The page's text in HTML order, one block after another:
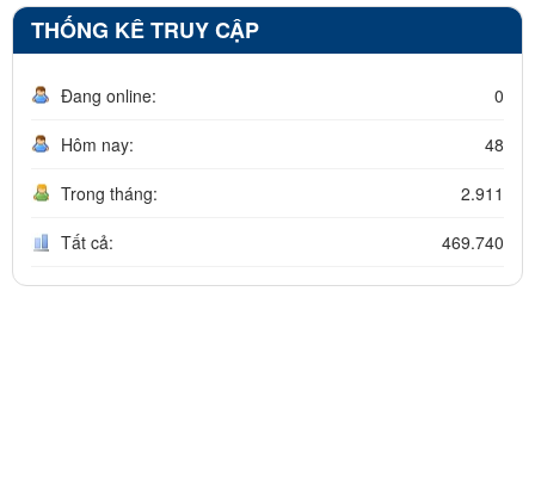
THỐNG KÊ TRUY CẬP
Đang online: 0
Hôm nay: 48
Trong tháng: 2.911
Tất cả: 469.740